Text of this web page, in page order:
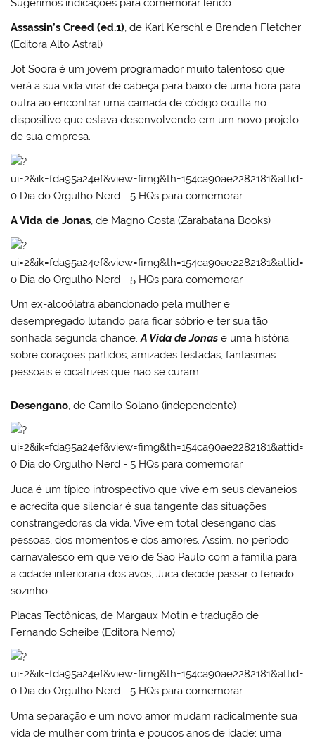
Assassin’s Creed (ed.1), de Karl Kerschl e Brenden Fletcher
(Editora Alto Astral)
Jot Soora é um jovem programador muito talentoso que
verá a sua vida virar de cabeça para baixo de uma hora para
outra ao encontrar uma camada de código oculta no
dispositivo que estava desenvolvendo em um novo projeto
de sua empresa.
A Vida de Jonas, de Magno Costa (Zarabatana Books)
Um ex-alcoólatra abandonado pela mulher e
desempregado lutando para ficar sóbrio e ter sua tão
sonhada segunda chance.A Vida de Jonas é uma história
sobre corações partidos, amizades testadas, fantasmas
pessoais e cicatrizes que não se curam.
Desengano, de Camilo Solano (independente)
Juca é um típico introspectivo que vive em seus devaneios
e acredita que silenciar é sua tangente das situações
constrangedoras da vida. Vive em total desengano das
pessoas, dos momentos e dos amores. Assim, no período
carnavalesco em que veio de São Paulo com a família para
a cidade interiorana dos avós, Juca decide passar o feriado
sozinho.
Placas Tectônicas, de Margaux Motin e tradução de
Fernando Scheibe (Editora Nemo)
Uma separação e um novo amor mudam radicalmente sua
vida de mulher com trinta e poucos anos de idade; uma